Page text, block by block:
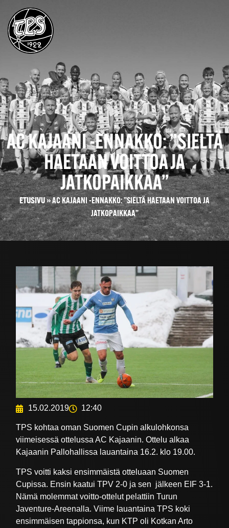
AC KAJAANI -ENNAKKO: ”SIELTÄ
HAETAAN VOITTOA JA
JATKOPAIKKAA”
ETUSIVU»AC KAJAANI -ENNAKKO: ”SIELTÄ HAETAAN VOITTOA JA
JATKOPAIKKAA”
15.02.2019 12:40
TPS kohtaa oman Suomen Cupin alkulohkonsa
viimeisessä ottelussa AC Kajaanin. Ottelu alkaa
Kajaanin Pallohallissa lauantaina 16.2. klo 19.00.
TPS voitti kaksi ensimmäistä otteluaan Suomen
Cupissa. Ensin kaatui TPV 2-0 ja sen jälkeen EIF 3-1.
Nämä molemmat voitto-ottelut pelattiin Turun
Javenture-Areenalla. Viime lauantaina TPS koki
ensimmäisen tappionsa, kun KTP oli Kotkan Arto